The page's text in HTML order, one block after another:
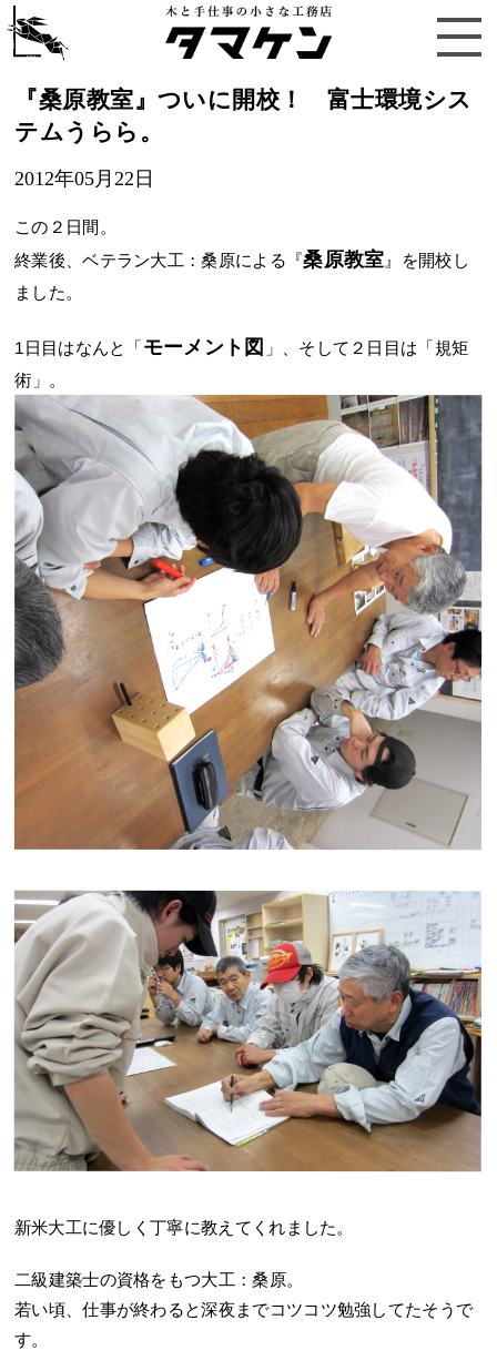
『桑原教室』ついに開校！ 富士環境シス
テムうらら。
2012年05月22日
この２日間。
終業後、ベテラン大工：桑原による『桑原教室 』を開校し
ました。
1日目はなんと「 モーメント図 」、そして２日目は「規矩
術」。
新米大工に優しく丁寧に教えてくれました。
二級建築士の資格をもつ大工：桑原。
若い頃、仕事が終わると深夜までコツコツ勉強してたそうで
す。